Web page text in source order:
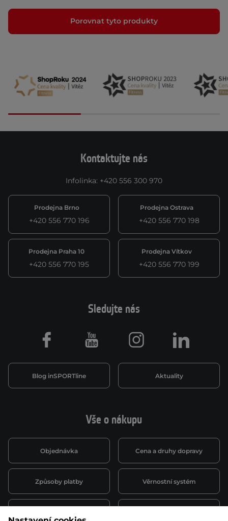
Porovnat tyto produkty
Kontaktujte nás
Infolinka: +420 556 300 970
Prodejna Brno
+420 556 770 196
Prodejna Ostrava
+420 556 770 198
Prodejna Praha 10
+420 556 770 195
Prodejna Vítkov
+420 556 770 199
Vše o nákupu
Objednávka Cena a druhy dopravy
Způsoby platby Věrnostní systém
Sledujte nás
Blog inSPORTline Aktuality
Facebook Youtube Instagram LinkedIn